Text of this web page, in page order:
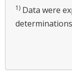
1) Data were